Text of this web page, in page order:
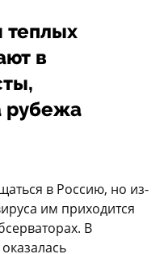
теплых
в
рубежа
в Россию, но из-
им приходится
В